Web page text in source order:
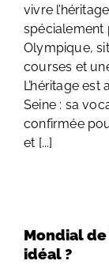
vivre
spécialement
Olympique,
courses et
L’héritage est
Seine : sa
confirmée
et [...]
Mondial
idéal ?